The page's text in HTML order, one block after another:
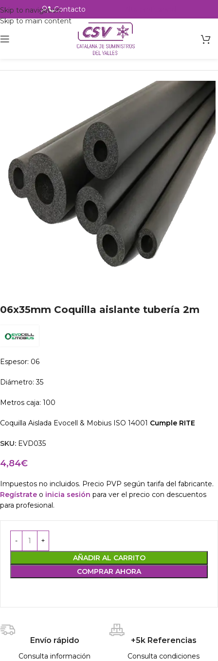
Skip to navigation
Skip to main content
Contacto
Accesorios Aislante
06x35mm Coquilla aislante tubería 2m
Espesor: 06
Diámetro: 35
Metros caja: 100
Coquilla Aislada Evocell & Mobius ISO 14001 Cumple RITE
SKU: EVD035
4,84€
Impuestos no incluidos. Precio PVP según tarifa del fabricante.
Regístrate o inicia sesión para ver el precio con descuentos
para profesional.
AÑADIR AL CARRITO
COMPRAR AHORA
Envío rápido
Consulta información
+5k Referencias
Consulta condiciones